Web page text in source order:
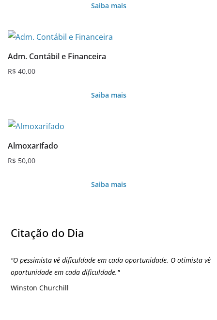
Saiba mais
Adm. Contábil e Financeira
R$ 40,00
Saiba mais
Almoxarifado
R$ 50,00
Saiba mais
Citação do Dia
"O pessimista vê dificuldade em cada oportunidade. O otimista vê
oportunidade em cada dificuldade."
Winston Churchill